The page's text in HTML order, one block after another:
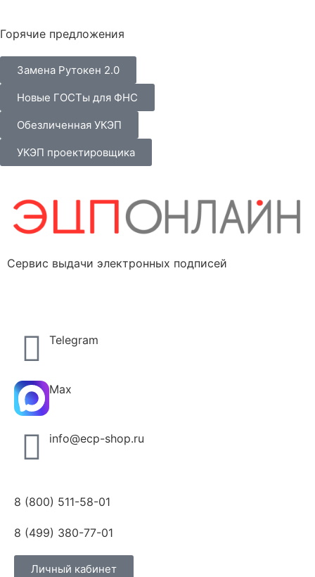
Горячие предложения
Замена Рутокен 2.0
Новые ГОСТы для ФНС
Обезличенная УКЭП
УКЭП проектировщика
Сервис выдачи электронных подписей
Telegram
Max
info@ecp-shop.ru
8 (800) 511-58-01
8 (499) 380-77-01
Личный кабинет